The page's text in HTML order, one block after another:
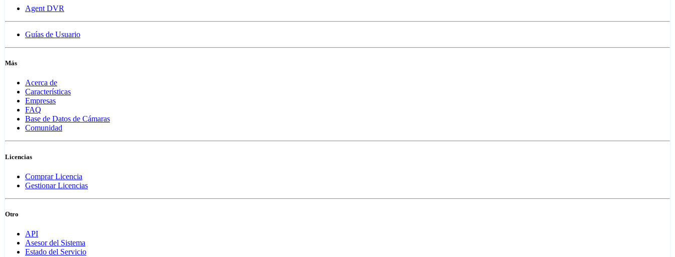
Agent DVR
Guías de Usuario
Más
Acerca de
Características
Empresas
FAQ
Base de Datos de Cámaras
Comunidad
Licencias
Comprar Licencia
Gestionar Licencias
Otro
API
Asesor del Sistema
Estado del Servicio